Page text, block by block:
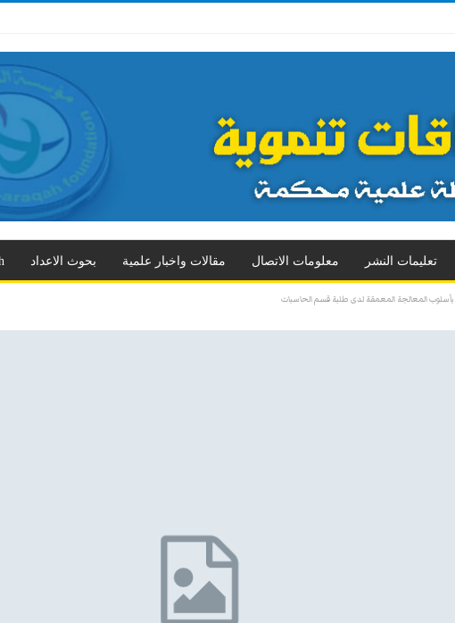
تعليمات النشر معلومات الاتصال مقالات واخبار علمية بحوث الاعداد
بأسلوب المعالجة المعمقة لدى طلبة قسم الحاسبات